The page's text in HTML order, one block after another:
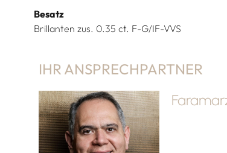
Besatz
Brillanten zus. 0.35 ct. F-G/IF-VVS
IHR ANSPRECHPARTNER